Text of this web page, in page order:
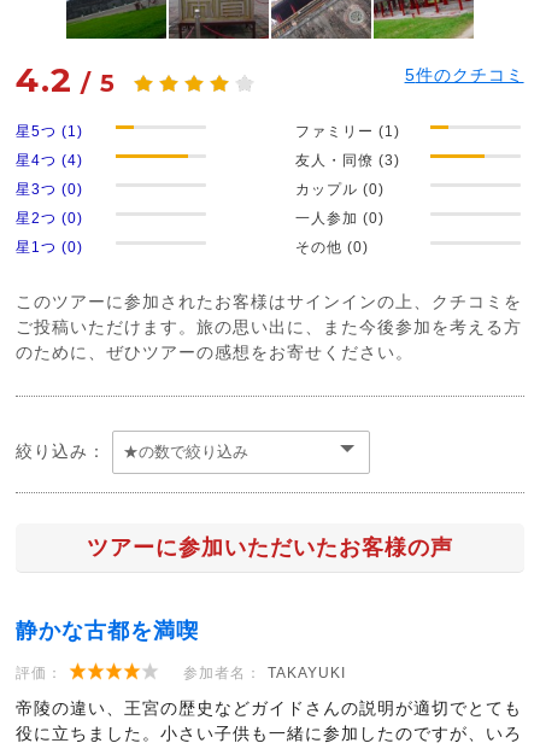
4.2 /5 5件のクチコミ
星5つ (1)
星4つ (4)
星3つ (0)
星2つ (0)
星1つ (0)
ファミリー (1)
友人・同僚 (3)
カップル (0)
一人参加 (0)
その他 (0)
このツアーに参加されたお客様はサインインの上、クチコミを
ご投稿いただけます。旅の思い出に、また今後参加を考える方
のために、ぜひツアーの感想をお寄せください。
絞り込み：
ツアーに参加いただいたお客様の声
静かな古都を満喫
評価： 参加者名： TAKAYUKI
帝陵の違い、王宮の歴史などガイドさんの説明が適切でとても
役に立ちました。小さい子供も一緒に参加したのですが、いろ